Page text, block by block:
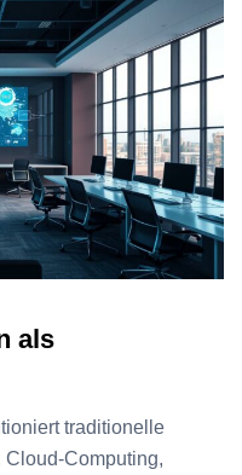
als
traditionelle
Computing,